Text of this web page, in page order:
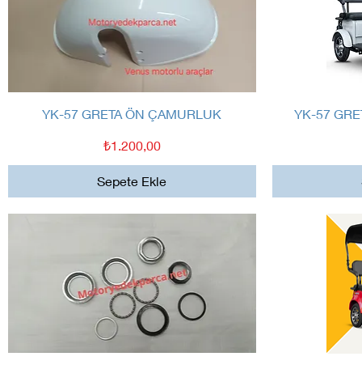
Hızlı Bakış
YK-57 GRETA ÖN ÇAMURLUK
Fiyat
₺1.200,00
Sepete Ekle
YK-57